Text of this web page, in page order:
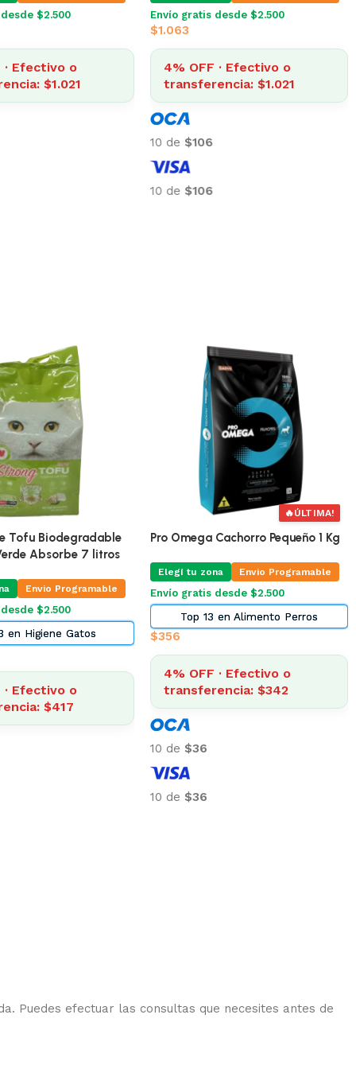
$2.500
· Efectivo o
$1.021
Envío gratis desde $2.500
$1.063
4% OFF · Efectivo o
transferencia: $1.021
10 de $106
10 de $106
Gatos Equilibrio
Kg
Envio Programable
$2.500
Alimento Gatos
· Efectivo o
$1.934
Toracard Torasemida 0,6 % 10 Ml
Elegí tu zona Envio Programable
Envío gratis desde $2.500
Top 2 en Farmacia
$1.000
4% OFF · Efectivo o
transferencia: $960
10 de $100
10 de $100
Puedes efectuar las consultas que necesites antes de